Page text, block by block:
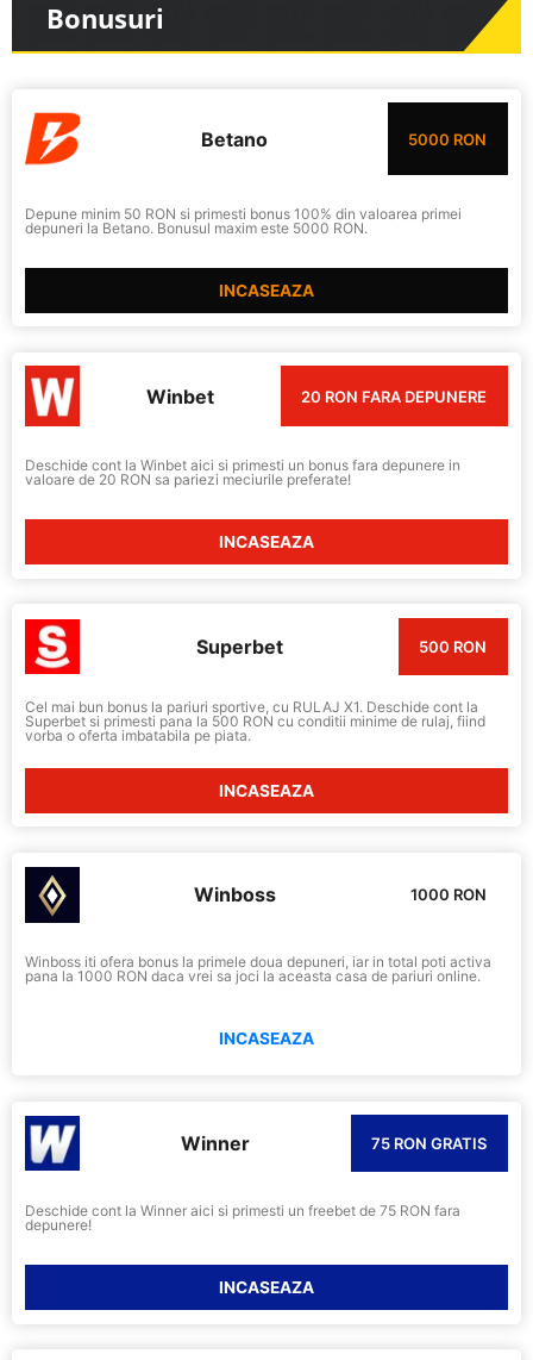
Bonusuri
Betano 5000 RON
Depune minim 50 RON si primesti bonus 100% din valoarea primei
depuneri la Betano. Bonusul maxim este 5000 RON.
INCASEAZA
Winbet 20 RON FARA DEPUNERE
Deschide cont la Winbet aici si primesti un bonus fara depunere in
valoare de 20 RON sa pariezi meciurile preferate!
INCASEAZA
Superbet 500 RON
Cel mai bun bonus la pariuri sportive, cu RULAJ X1. Deschide cont la
Superbet si primesti pana la 500 RON cu conditii minime de rulaj, fiind
vorba o oferta imbatabila pe piata.
INCASEAZA
Winboss 1000 RON
Winboss iti ofera bonus la primele doua depuneri, iar in total poti activa
pana la 1000 RON daca vrei sa joci la aceasta casa de pariuri online.
INCASEAZA
Winner 75 RON GRATIS
Deschide cont la Winner aici si primesti un freebet de 75 RON fara
depunere!
INCASEAZA